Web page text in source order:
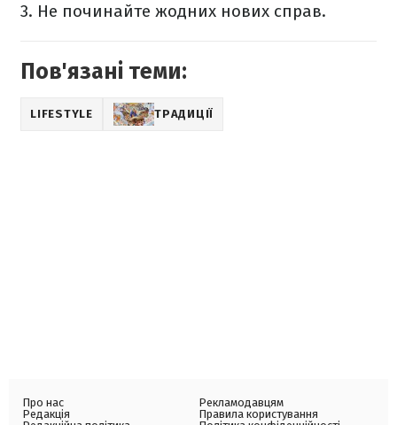
3. Не починайте жодних нових справ.
Пов'язані теми:
LIFESTYLE ТРАДИЦІЇ
Про нас
Редакція
Рекламодавцям
Правила користування